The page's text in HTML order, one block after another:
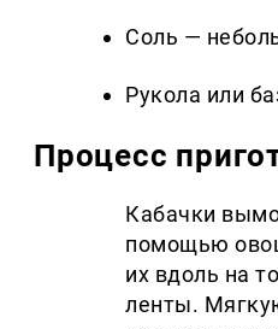
Соль —
Рукола или
Процесс
Кабачки
помощью
их вдоль на
ленты.